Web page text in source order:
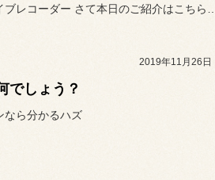
2019年11月26日
でしょう？
なら分かるハズ